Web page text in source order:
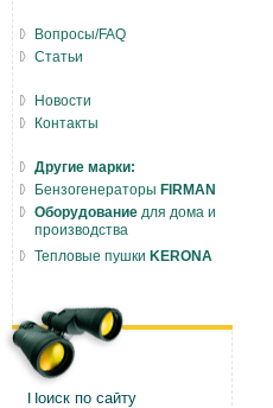
Вопросы/FAQ
Статьи
Новости
Контакты
Другие марки:
Бензогенераторы FIRMAN
Оборудование для дома и
производства
Тепловые пушки KERONA
Поиск по сайту